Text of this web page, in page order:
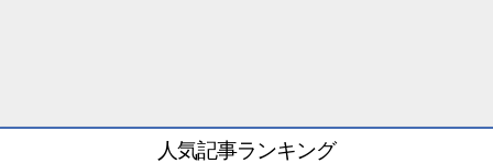
人気記事ランキング